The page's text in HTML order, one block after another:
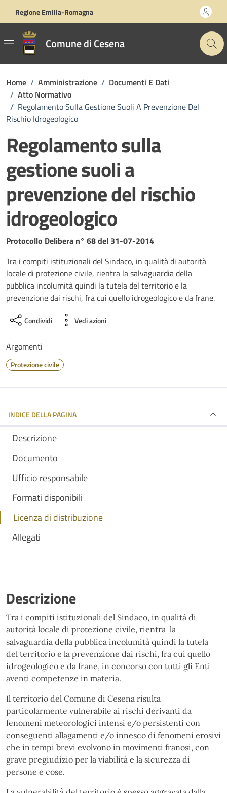
Regione Emilia-Romagna
Comune di Cesena
Home / Amministrazione / Documenti E Dati
/ Atto Normativo
/ Regolamento Sulla Gestione Suoli A Prevenzione Del
Rischio Idrogeologico
Regolamento sulla
gestione suoli a
prevenzione del rischio
idrogeologico
Dettagli del documento
Protocollo Delibera n° 68 del 31-07-2014
Tra i compiti istituzionali del Sindaco, in qualità di autorità
locale di protezione civile, rientra la salvaguardia della
pubblica incolumità quindi la tutela del territorio e la
prevenzione dai rischi, fra cui quello idrogeologico e da frane.
Condividi Vedi azioni
Argomenti
Protezione civile
INDICE DELLA PAGINA
Descrizione
Documento
Ufficio responsabile
Formati disponibili
Licenza di distribuzione
Allegati
Descrizione
Tra i compiti istituzionali del Sindaco, in qualità di
autorità locale di protezione civile, rientra la
salvaguardia della pubblica incolumità quindi la tutela
del territorio e la prevenzione dai rischi, fra cui quello
idrogeologico e da frane, in concorso con tutti gli Enti
aventi competenze in materia.
Il territorio del Comune di Cesena risulta
particolarmente vulnerabile ai rischi derivanti da
fenomeni meteorologici intensi e/o persistenti con
conseguenti allagamenti e/o innesco di fenomeni erosivi
che in tempi brevi evolvono in movimenti franosi, con
grave pregiudizio per la viabilità e la sicurezza di
persone e cose.